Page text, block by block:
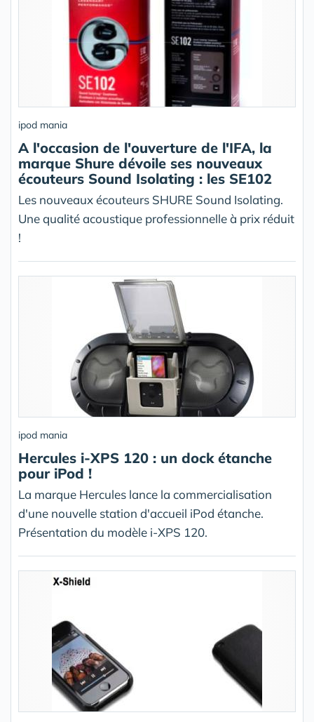
ipod mania
A l'occasion de l'ouverture de l'IFA, la
marque Shure dévoile ses nouveaux
écouteurs Sound Isolating : les SE102
Les nouveaux écouteurs SHURE Sound Isolating.
Une qualité acoustique professionnelle à prix réduit
!
ipod mania
Hercules i-XPS 120 : un dock étanche
pour iPod !
La marque Hercules lance la commercialisation
d'une nouvelle station d'accueil iPod étanche.
Présentation du modèle i-XPS 120.